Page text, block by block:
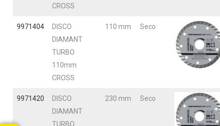
CROSS
9971404
DISCO
DIAMANT
TURBO
110mm
CROSS
110 mm Seco
9971420
DISCO
DIAMANT
TURBO
230 mm Seco